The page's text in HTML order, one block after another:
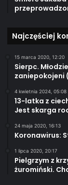
Najczęściej
15 marca 2020, 12:20
Sierpc.
zaniepokojeni
4 kwietnia 2024, 05:08
13-latka z
Jest skarga
24 maja 2020, 16:13
Koronawirus:
1 lipca 2020, 20:17
Pielgrzym z
żuromiński.